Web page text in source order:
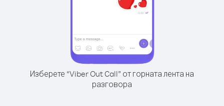
Изберете “Viber Out Call” от горната лента на
разговора